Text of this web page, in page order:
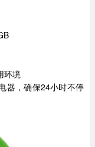
环境
器，确保24小时不停